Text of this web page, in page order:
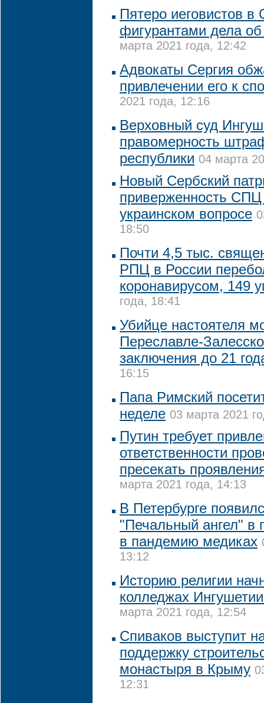
Пятеро иеговистов
фигурантами дела
марта 2021 года, 12:42
Адвокаты Сергия
привлечении его к
2021 года, 12:16
Верховный суд
правомерность
республики 04 марта
Новый Сербский
приверженность
украинском вопросе
18:50
Почти 4,5 тыс.
РПЦ в России
коронавирусом, 149
года, 18:41
Убийце настоятеля
Переславле-
заключения до 21
16:15
Папа Римский
неделе 03 марта 2021
Путин требует
ответственности
пресекать
марта 2021 года, 14:13
В Петербурге
"Печальный ангел" в
в пандемию медиках
13:12
Историю религии
колледжах
марта 2021 года, 12:54
Спиваков выступит
поддержку
монастыря в Крыму
12:31